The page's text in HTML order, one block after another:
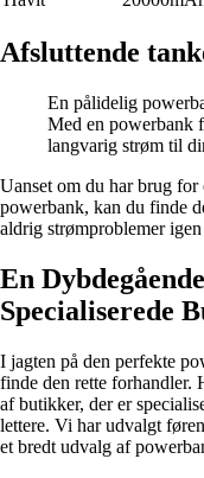
Afsluttende
En pålidelig
Med en powerbank
langvarig strøm til
Uanset om du har brug
powerbank, kan du finde
aldrig strømproblemer
En
Specialiserede
I jagten på den perfekte
finde den rette forhandler.
af butikker, der er
lettere. Vi har udvalgt
et bredt udvalg af